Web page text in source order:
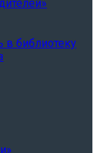
в библиотеку